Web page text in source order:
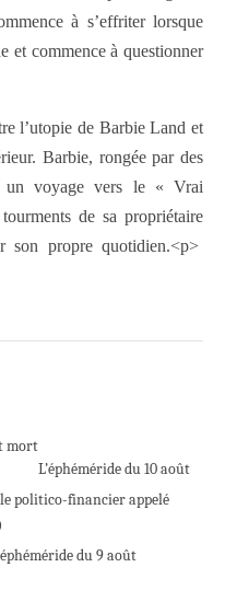
à s’effriter lorsque
et commence à questionner
l’utopie de Barbie Land et
Barbie, rongée par des
un voyage vers le « Vrai
de sa propriétaire
son propre quotidien.<p>
mort
L’éphéméride du 10 août
politico-financier appelé
du 9 août